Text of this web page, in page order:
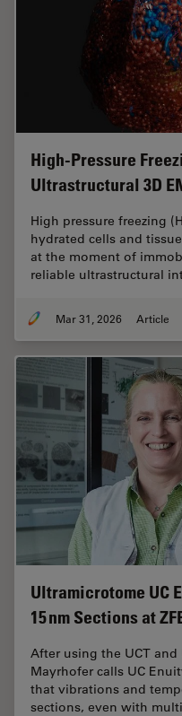
High-Pressure
Ultrastructural 3D
High pressure freezing
hydrated cells and
at the moment of
reliable ultrastructural
Mar 31, 2026 Article
Ultramicrotome UC
15 nm Sections at
After using the UCT
Mayrhofer calls UC
that vibrations and
sections, even with